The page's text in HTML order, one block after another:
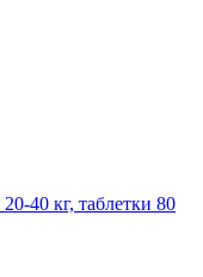
40 кг, таблетки 80